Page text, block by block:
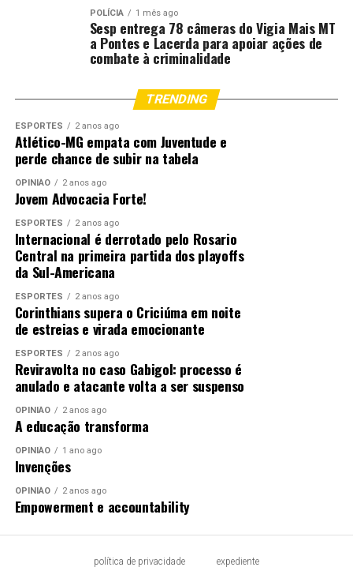
POLÍCIA 1 mês ago
Sesp entrega 78 câmeras do Vigia Mais MT
a Pontes e Lacerda para apoiar ações de
combate à criminalidade
TRENDING
ESPORTES 2 anos ago
Atlético-MG empata com Juventude e
perde chance de subir na tabela
OPINIÃO 2 anos ago
Jovem Advocacia Forte!
ESPORTES 2 anos ago
Internacional é derrotado pelo Rosario
Central na primeira partida dos playoffs
da Sul-Americana
ESPORTES 2 anos ago
Corinthians supera o Criciúma em noite
de estreias e virada emocionante
ESPORTES 2 anos ago
Reviravolta no caso Gabigol: processo é
anulado e atacante volta a ser suspenso
OPINIÃO 2 anos ago
A educação transforma
OPINIÃO 1 ano ago
Invenções
OPINIÃO 2 anos ago
Empowerment e accountability
política de privacidade expediente